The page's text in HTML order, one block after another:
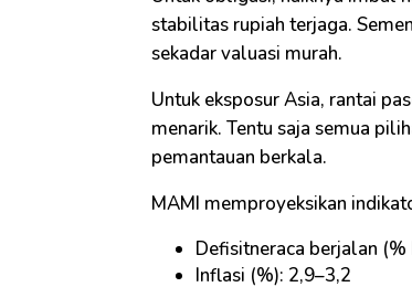
stabilitas rupiah terjaga.
sekadar valuasi murah.
Untuk eksposur Asia, rantai
menarik. Tentu saja semua
pemantauan berkala.
MAMI memproyeksikan
Defisitneraca berjalan (%
Inflasi (%): 2,9–3,2